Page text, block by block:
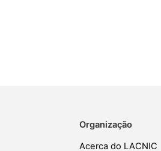
Organização
Acerca do LACNIC